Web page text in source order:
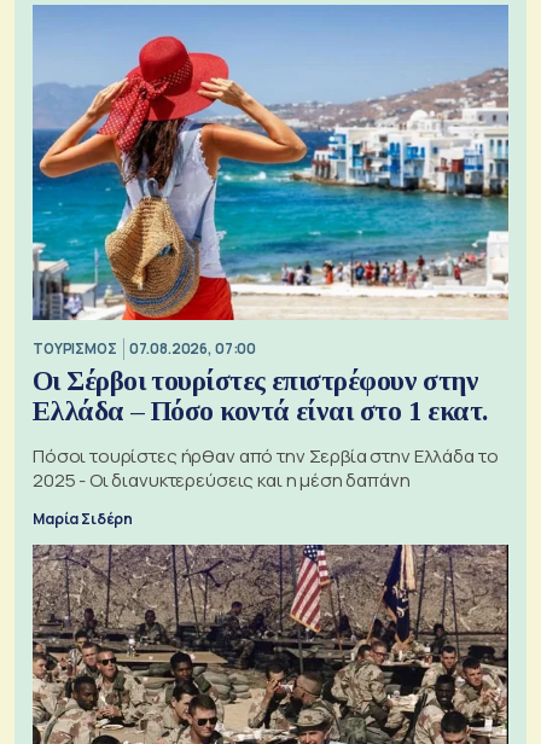
ΤΟΥΡΙΣΜΟΣ 07.08.2026, 07:00
Οι Σέρβοι τουρίστες επιστρέφουν στην
Ελλάδα – Πόσο κοντά είναι στο 1 εκατ.
Πόσοι τουρίστες ήρθαν από την Σερβία στην Ελλάδα το
2025 - Οι διανυκτερεύσεις και η μέση δαπάνη
Μαρία Σιδέρη